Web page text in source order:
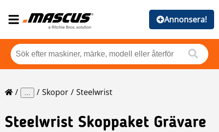
Annonsera!
... Skopor Steelwrist
Steelwrist Skoppaket Grävare